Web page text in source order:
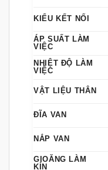
KIỂU KẾT NỐI
ÁP SUẤT LÀM
VIỆC
NHIỆT ĐỘ LÀM
VIỆC
VẬT LIỆU THÂN
ĐĨA VAN
NẮP VAN
GIOĂNG LÀM
KÍN